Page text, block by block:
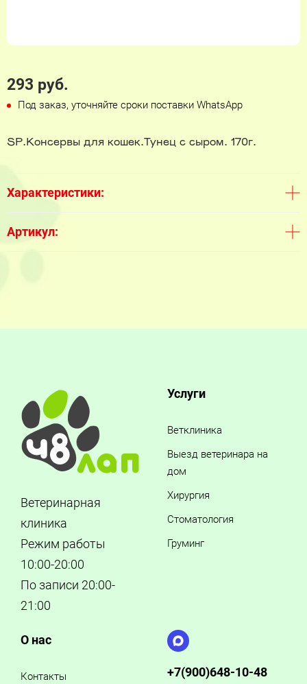
293 руб.
Под заказ, уточняйте сроки поставки WhatsApp
SP.Консервы для кошек.Тунец с сыром. 170г.
Характеристики:
Артикул:
Ветеринарная
клиника
Режим работы
10:00-20:00
По записи 20:00-
21:00
Услуги
Ветклиника
Выезд ветеринара на
дом
Хирургия
Стоматология
Груминг
О нас
Контакты +7(900)648-10-48